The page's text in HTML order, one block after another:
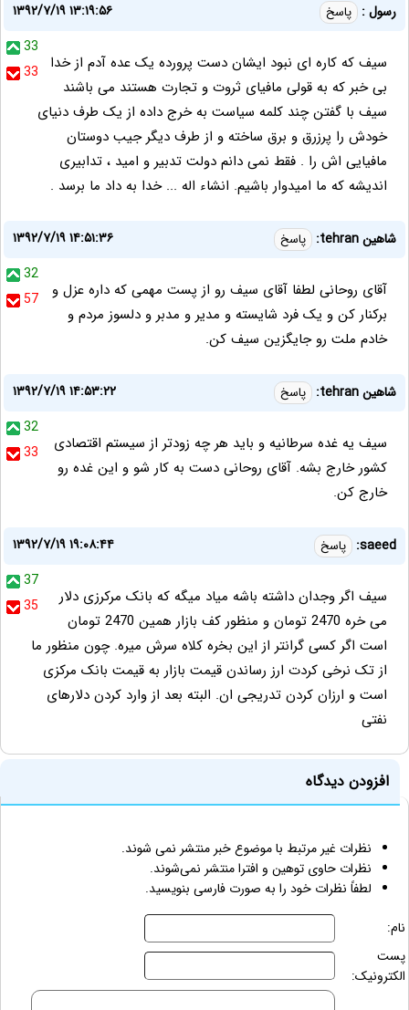
رسول : پاسخ
۱۳۹۲/۷/۱۹ ۱۳:۱۹:۵۶
33
33
سیف که کاره ای نبود ایشان دست پرورده یک عده آدم از خدا
بی خبر که به قولی مافیای ثروت و تجارت هستند می باشند
سیف با گفتن چند کلمه سیاست به خرج داده از یک طرف دنیای
خودش را پرزرق و برق ساخته و از طرف دیگر جیب دوستان
مافیایی اش را . فقط نمی دانم دولت تدبیر و امید ، تدابیری
اندیشه که ما امیدوار باشیم. انشاء اله ... خدا به داد ما برسد .
شاهین tehran: پاسخ
۱۳۹۲/۷/۱۹ ۱۴:۵۱:۳۶
32
57
آقای روحانی لطفا آقای سیف رو از پست مهمی که داره عزل و
برکنار کن و یک فرد شایسته و مدیر و مدبر و دلسوز مردم و
خادم ملت رو جایگزین سیف کن.
شاهین tehran: پاسخ
۱۳۹۲/۷/۱۹ ۱۴:۵۳:۲۲
32
33
سیف یه غده سرطانیه و باید هر چه زودتر از سیستم اقتصادی
کشور خارج بشه. آقای روحانی دست به کار شو و این غده رو
خارج کن.
saeed: پاسخ
۱۳۹۲/۷/۱۹ ۱۹:۰۸:۴۴
37
35
سیف اگر وجدان داشته باشه میاد میگه که بانک مرکرزی دلار
می خره 2470 تومان و منظور کف بازار همین 2470 تومان
است اگر کسی گرانتر از این بخره کلاه سرش میره. چون منظور ما
از تک نرخی کردت ارز رساندن قیمت بازار به قیمت بانک مرکزی
است و ارزان کردن تدریجی ان. البته بعد از وارد کردن دلارهای
نفتی
افزودن دیدگاه
نظرات غیر مرتبط با موضوع خبر منتشر نمی شوند.
نظرات حاوی توهین و افترا منتشر نمی‌شوند.
لطفاً نظرات خود را به صورت فارسی بنویسید.
نام:
پست
الکترونیک: